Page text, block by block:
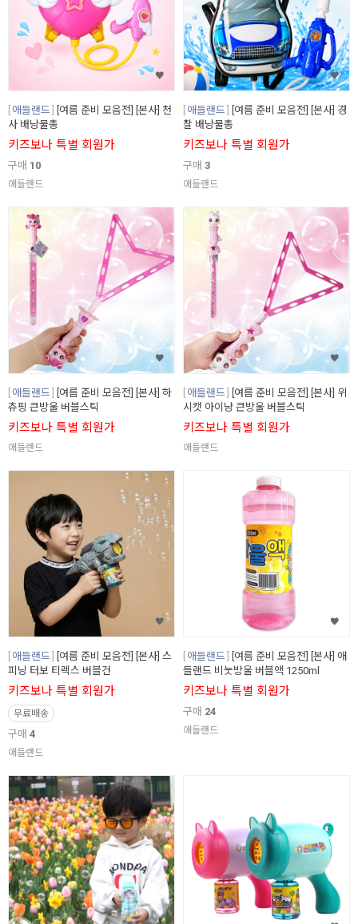
애들랜드
[여름 준비 모음전] [본사] 천
사 배낭물총
키즈보나 특별 회원가
구매 10
애들랜드
애들랜드
[여름 준비 모음전] [본사] 경
찰 배낭물총
키즈보나 특별 회원가
구매 3
애들랜드
애들랜드
[여름 준비 모음전] [본사] 하
츄핑 큰방울 버블스틱
키즈보나 특별 회원가
애들랜드
애들랜드
[여름 준비 모음전] [본사] 위
시캣 아이냥 큰방울 버블스틱
키즈보나 특별 회원가
애들랜드
애들랜드
[여름 준비 모음전] [본사] 스
피닝 터보 티렉스 버블건
키즈보나 특별 회원가
무료배송
구매 4
애들랜드
애들랜드
[여름 준비 모음전] [본사] 애
들랜드 비눗방울 버블액 1250ml
키즈보나 특별 회원가
구매 24
애들랜드